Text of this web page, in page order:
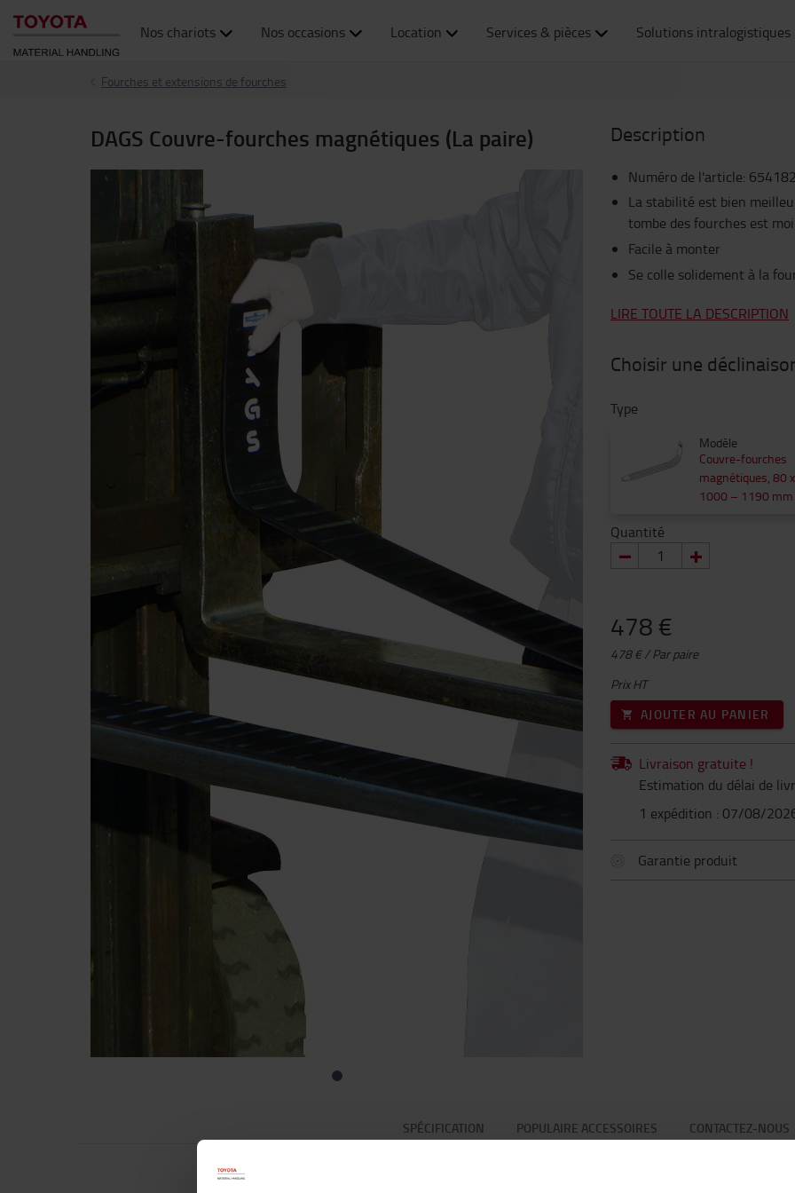
Nos chariots Nos occasions Location Services & pièces Solutions intralogistiques
Fourches et extensions de fourches
DAGS Couvre-fourches magnétiques (La paire) Description
Numéro de l'article:
La stabilité est bien
tombe des fourches est
Facile à monter
Se colle solidement à la
LIRE TOUTE LA DESCRIPTION
Choisir une
Type
Modèle
Couvre-fourches
magnétiques, 80 x
1000 – 1190 mm
Quantité
478 €
478 € / Par paire
Prix HT
AJOUTER AU PANIER
Livraison gratuite !
Estimation du délai de
1 expédition : 07/08/
Garantie produit
SPÉCIFICATION POPULAIRE ACCESSOIRES CONTACTEZ-NOUS